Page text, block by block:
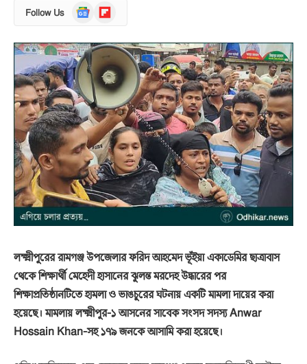
Follow Us
Google
News
Flipboard
লক্ষ্মীপুরের রামগঞ্জ উপজেলার ফরিদ আহমেদ ভূঁইয়া একাডেমির ছাত্রাবাস
থেকে শিক্ষার্থী মেহেদী হাসানের ঝুলন্ত মরদেহ উদ্ধারের পর
শিক্ষাপ্রতিষ্ঠানটিতে হামলা ও ভাঙচুরের ঘটনায় একটি মামলা দায়ের করা
হয়েছে। মামলায় লক্ষ্মীপুর-১ আসনের সাবেক সংসদ সদস্যAnwar
Hossain Khan-সহ ১৭৯ জনকে আসামি করা হয়েছে।